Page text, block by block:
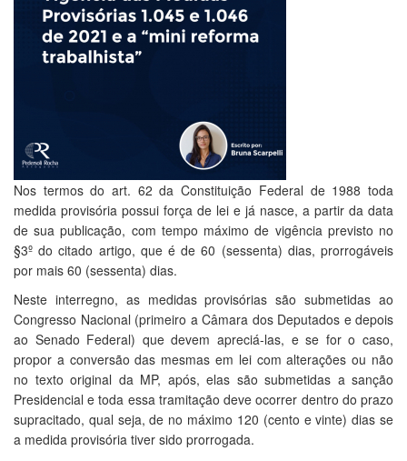
Nos termos do art. 62 da Constituição Federal de 1988 toda
medida provisória possui força de lei e já nasce, a partir da data
de sua publicação, com tempo máximo de vigência previsto no
§3º do citado artigo, que é de 60 (sessenta) dias, prorrogáveis
por mais 60 (sessenta) dias.
Neste interregno, as medidas provisórias são submetidas ao
Congresso Nacional (primeiro a Câmara dos Deputados e depois
ao Senado Federal) que devem apreciá-las, e se for o caso,
propor a conversão das mesmas em lei com alterações ou não
no texto original da MP, após, elas são submetidas a sanção
Presidencial e toda essa tramitação deve ocorrer dentro do prazo
supracitado, qual seja, de no máximo 120 (cento e vinte) dias se
a medida provisória tiver sido prorrogada.